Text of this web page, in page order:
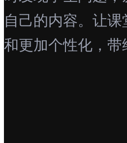
自己的内容。让
和更加个性化，